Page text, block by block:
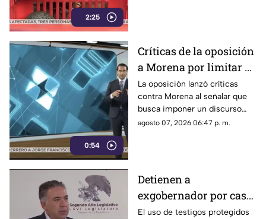
2:25
0:54
Críticas de la oposición
a Morena por limitar el
debate político
La oposición lanzó críticas
contra Morena al señalar que
busca imponer un discurso
único y limitar las voces que
agosto 07, 2026 06:47 p. m.
Detienen a
exgobernador por caso
Ayotzinapa y desaforan
El uso de testigos protegidos